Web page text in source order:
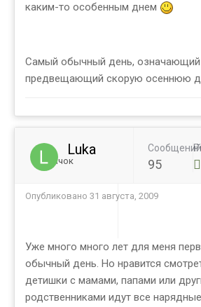
каким-то особенным днем
Самый обычный день, означающий
предвещающий скорую осеннюю
Luka
Новичок
Сообщений
95
Опубликовано 31 августа, 2009
Уже много много лет для меня
обычный день. Но нравится
детишки с мамами, папами или
родственниками идут все